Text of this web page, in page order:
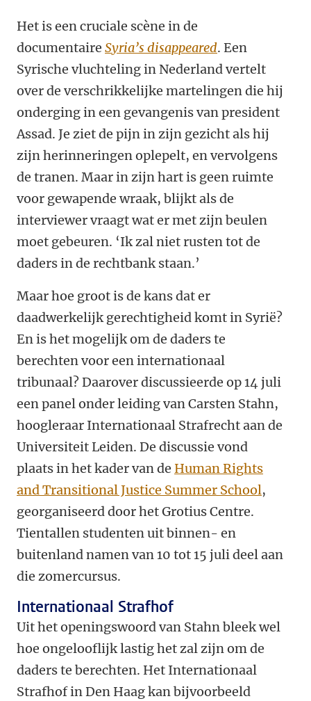
Het is een cruciale scène in de
documentaire Syria’s disappeared. Een
Syrische vluchteling in Nederland vertelt
over de verschrikkelijke martelingen die hij
onderging in een gevangenis van president
Assad. Je ziet de pijn in zijn gezicht als hij
zijn herinneringen oplepelt, en vervolgens
de tranen. Maar in zijn hart is geen ruimte
voor gewapende wraak, blijkt als de
interviewer vraagt wat er met zijn beulen
moet gebeuren. ‘Ik zal niet rusten tot de
daders in de rechtbank staan.’
Maar hoe groot is de kans dat er
daadwerkelijk gerechtigheid komt in Syrië?
En is het mogelijk om de daders te
berechten voor een internationaal
tribunaal? Daarover discussieerde op 14 juli
een panel onder leiding van Carsten Stahn,
hoogleraar Internationaal Strafrecht aan de
Universiteit Leiden. De discussie vond
plaats in het kader van de Human Rights
and Transitional Justice Summer School,
georganiseerd door het Grotius Centre.
Tientallen studenten uit binnen- en
buitenland namen van 10 tot 15 juli deel aan
die zomercursus.
Internationaal Strafhof
Uit het openingswoord van Stahn bleek wel
hoe ongelooflijk lastig het zal zijn om de
daders te berechten. Het Internationaal
Strafhof in Den Haag kan bijvoorbeeld